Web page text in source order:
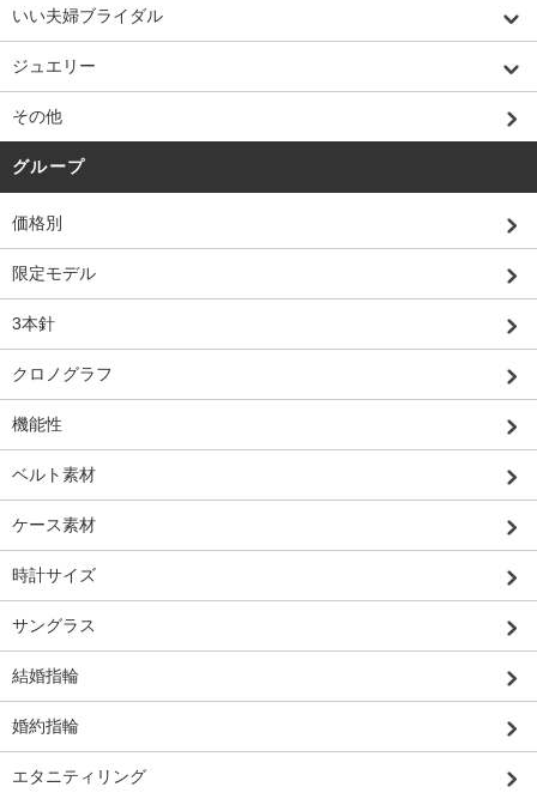
いい夫婦ブライダル
ジュエリー
その他
グループ
価格別
限定モデル
3本針
クロノグラフ
機能性
ベルト素材
ケース素材
時計サイズ
サングラス
結婚指輪
婚約指輪
エタニティリング